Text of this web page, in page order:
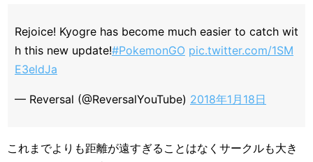
Rejoice! Kyogre has become much easier to catch wit
h this new update!#PokemonGO pic.twitter.com/1SM
E3eldJa
— Reversal (@ReversalYouTube) 2018年1月18日
これまでよりも距離が遠すぎることはなくサークルも大き